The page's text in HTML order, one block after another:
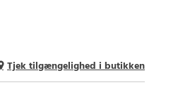
Tjek tilgængelighed i butikken